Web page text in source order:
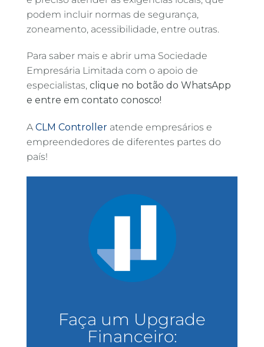
podem incluir normas de segurança,
zoneamento, acessibilidade, entre outras.
Para saber mais e abrir uma Sociedade
Empresária Limitada com o apoio de
especialistas, clique no botão do WhatsApp
e entre em contato conosco!
A CLM Controller atende empresários e
empreendedores de diferentes partes do
país!
Faça um Upgrade
Financeiro: